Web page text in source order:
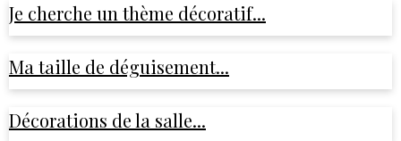
Je cherche un thème décoratif...
Ma taille de déguisement...
Décorations de la salle...